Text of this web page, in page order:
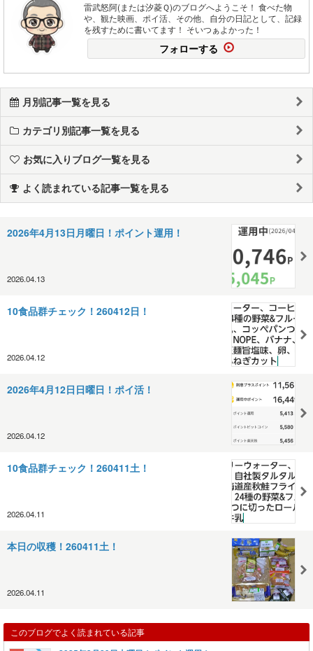
雷武怒阿(または汐菱Ｑ)のブログへようこそ！ 食べた物
や、観た映画、ポイ活、その他、自分の日記として、記録
を残すために書いてます！ そいつぁよかった！
フォローする
月別記事一覧を見る
カテゴリ別記事一覧を見る
お気に入りブログ一覧を見る
よく読まれている記事一覧を見る
2026年4月13日月曜日！ポイント運用！
2026.04.13
10食品群チェック！260412日！
2026.04.12
2026年4月12日日曜日！ポイ活！
2026.04.12
10食品群チェック！260411土！
2026.04.11
本日の収穫！260411土！
2026.04.11
このブログでよく読まれている記事